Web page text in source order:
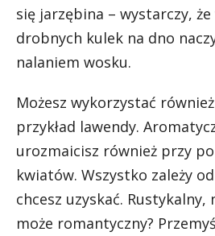
się jarzębina – wystarczy,
drobnych kulek na dno
nalaniem wosku.
Możesz wykorzystać
przykład lawendy.
urozmaicisz również przy
kwiatów. Wszystko zależy
chcesz uzyskać. Rustykalny,
może romantyczny?